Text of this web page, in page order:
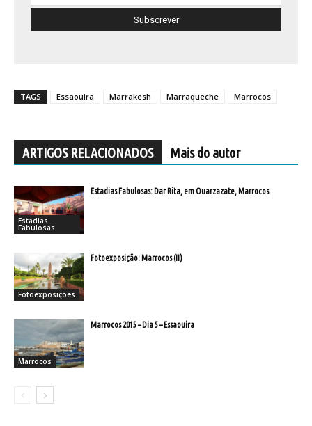
TAGS Essaouira Marrakesh Marraqueche Marrocos
ARTIGOS RELACIONADOS Mais do autor
Estadias
Fabulosas
Estadias Fabulosas: Dar Rita, em Ouarzazate, Marrocos
Fotoexposições
Fotoexposição: Marrocos (II)
Marrocos
Marrocos 2015 – Dia 5 – Essaouira